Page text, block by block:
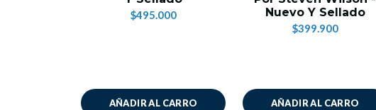
$495.000
AÑADIR AL CARRO
Nuevo Y Sellado
$399.900
AÑADIR AL CARRO